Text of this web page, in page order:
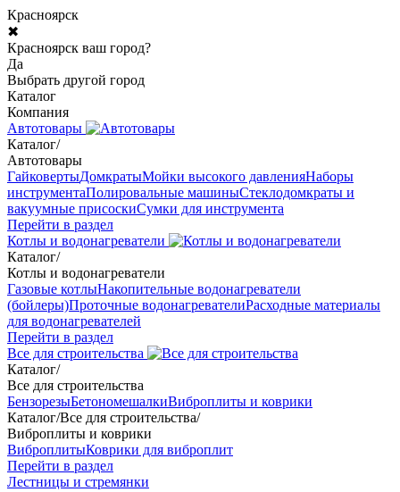
Красноярск
✖
Красноярск ваш город?
Да
Выбрать другой город
Каталог
Компания
Автотовары
Каталог/
Автотовары
ГайковертыДомкратыМойки высокого давленияНаборы
инструментаПолировальные машиныСтеклодомкраты и
вакуумные присоскиСумки для инструмента
Перейти в раздел
Котлы и водонагреватели
Каталог/
Котлы и водонагреватели
Газовые котлыНакопительные водонагреватели
(бойлеры)Проточные водонагревателиРасходные материалы
для водонагревателей
Перейти в раздел
Все для строительства
Каталог/
Все для строительства
БензорезыБетономешалкиВиброплиты и коврики
Каталог/Все для строительства/
Виброплиты и коврики
ВиброплитыКоврики для виброплит
Перейти в раздел
Лестницы и стремянки